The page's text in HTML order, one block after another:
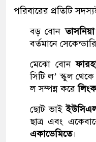
পরিবারের প্রতিটি
বড় বোন
বর্তমানে
মেঝো বোন
সিটি ল’ স্কুল
ল সম্পন্ন করে
ছোট ভাই
ছাত্র এবং
একাডেমিতে।